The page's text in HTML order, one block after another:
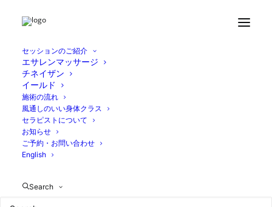
セッションのご紹介
エサレンマッサージ
チネイザン
イールド
施術の流れ
風通しのいい身体クラス
セラピストについて
お知らせ
ご予約・お問い合わせ
English
Search